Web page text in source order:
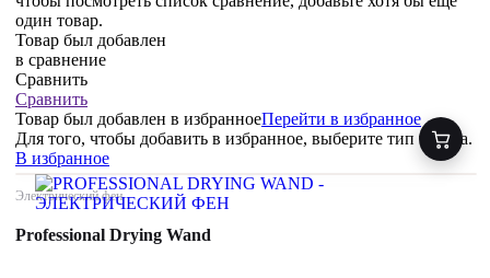
один товар.
Товар был добавлен
в сравнение
Сравнить
Сравнить
Товар был добавлен в избранноеПерейти в избранное
Для того, чтобы добавить в избранное, выберите тип товара.
В избранное
Электрический фен
Professional Drying Wand